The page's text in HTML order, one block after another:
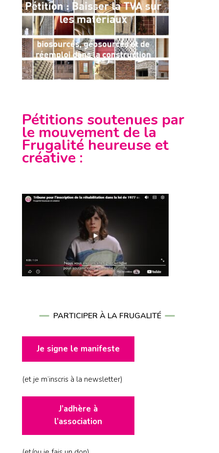
Pétitions soutenues par
le mouvement de la
Frugalité heureuse et
créative :
PARTICIPER À LA FRUGALITÉ
Je signe le manifeste
(et je m’inscris à la newsletter)
J’adhère à
l’association